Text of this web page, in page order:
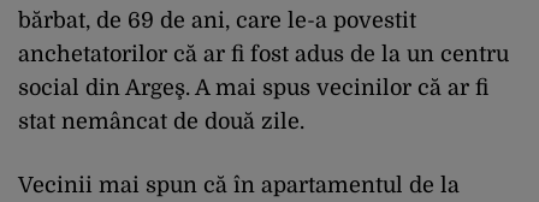
bărbat, de 69 de ani, care le-a povestit
anchetatorilor că ar fi fost adus de la un centru
social din Argeş. A mai spus vecinilor că ar fi
stat nemâncat de două zile.
Vecinii mai spun că în apartamentul de la